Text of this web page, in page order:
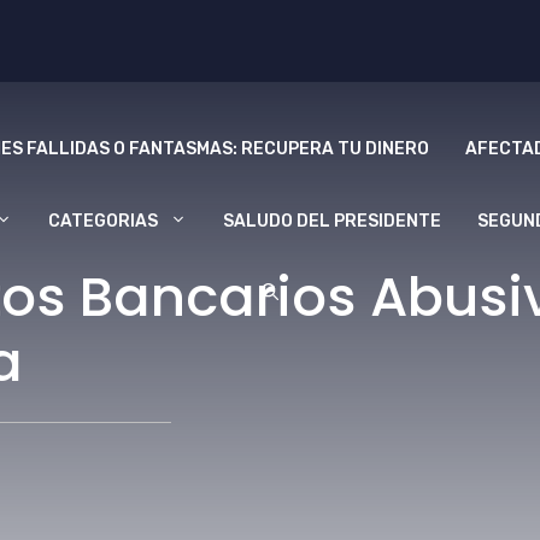
FALLIDAS O FANTASMAS: RECUPERA TU DINERO
CATEGORIAS SALUDO DEL PRESIDENTE
Bancarios